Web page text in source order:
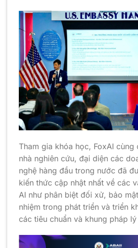
Tham gia khóa học, FoxAI cùng
nhà nghiên cứu, đại diện các
nghệ hàng đầu trong nước đã
kiến thức cập nhật nhất về các
AI như phân biệt đối xử, bảo
nhiệm trong phát triển và triển
các tiêu chuẩn và khung pháp